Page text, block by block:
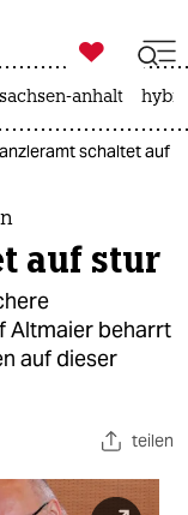

taz zahl ich
anhalt
schaltet auf
auf stur
Altmaier beharrt
auf dieser
teilen